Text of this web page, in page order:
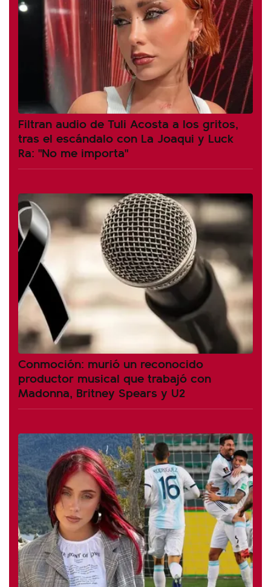
Filtran audio de Tuli Acosta a los gritos,
tras el escándalo con La Joaqui y Luck
Ra: "No me importa"
Conmoción: murió un reconocido
productor musical que trabajó con
Madonna, Britney Spears y U2